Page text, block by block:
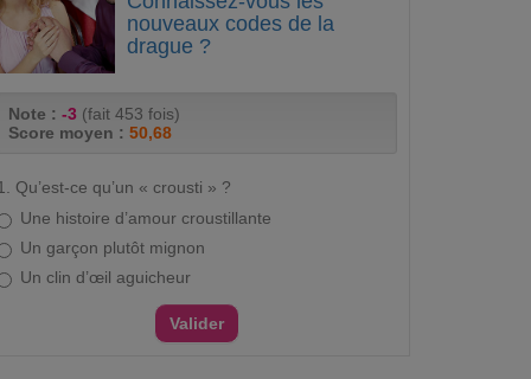
nouveaux codes de la
drague ?
Note : -3 (fait 453 fois)
Score moyen : 50,68
Qu’est-ce qu’un « crousti » ?
Une histoire d’amour croustillante
Un garçon plutôt mignon
Un clin d’œil aguicheur